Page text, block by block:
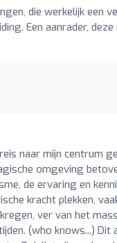
die werkelijk een
Een aanrader,
naar mijn centrum
omgeving
de ervaring en
kracht plekken,
ver van het
(who knows...) Dit